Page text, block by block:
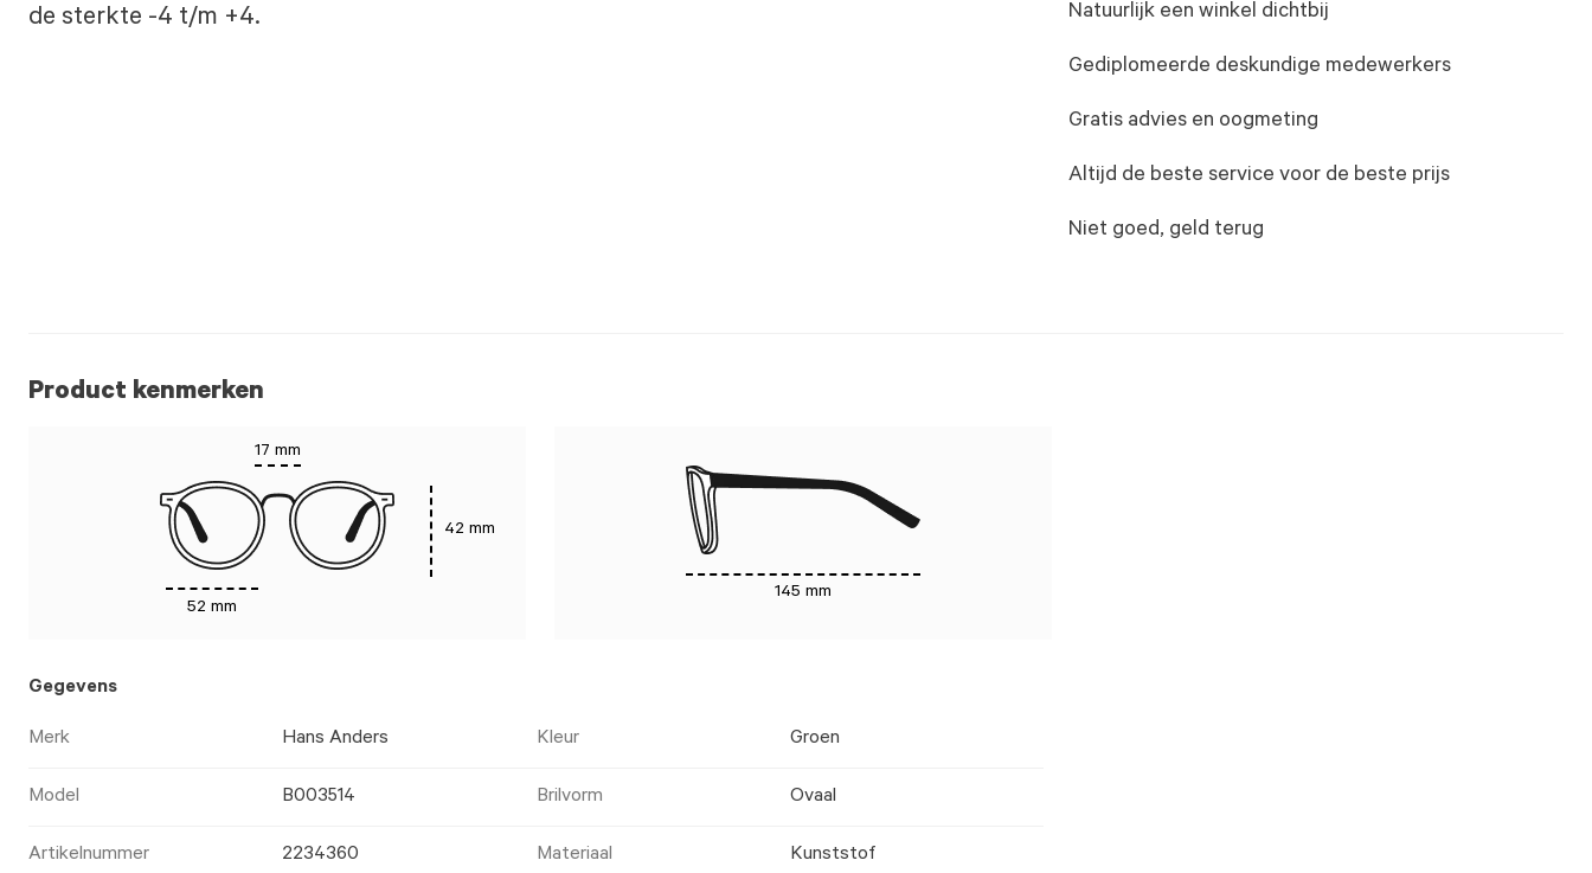
de sterkte -4 t/m +4.
Natuurlijk een winkel dichtbij
Gediplomeerde deskundige medewerkers
Gratis advies en oogmeting
Altijd de beste service voor de beste prijs
Niet goed, geld terug
Product kenmerken
17 mm
52 mm
42 mm
145 mm
Gegevens
Merk Hans Anders Kleur Groen
Model B003514 Brilvorm Ovaal
Artikelnummer 2234360 Materiaal Kunststof